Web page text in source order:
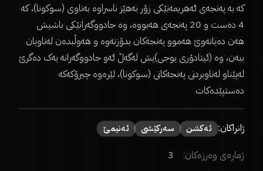
کە بە پەنجەی ئەهریمەنێکی زۆر بەهێز ناسراوە بەناوی (سوکونا)، کە
4 دەست و 20 پەنجەی هەبووە، وە جادووگەرانێکی باشیش
هەن دەیانەوێ هەموو پەنجەکان بدۆزنەوە و هەوڵبدەن لەناویان
ببەن، وە (ئیتادۆری یوجی)یش لەگەڵ ئەو جادووگەرانە یەک دەگرێ
لەپێناو لەناوبردنی پەنجەکانی (سوکونا)، لێرەوە چیرۆکەکە
دەستپێدەکات
ژانراکان: ئەكشن سەركێشی ئەنیمێ
ژمارەی وەرزەکان:
3